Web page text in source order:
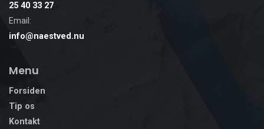
25 40 33 27
Email:
info@naestved.nu
Menu
Forsiden
Tip os
Kontakt